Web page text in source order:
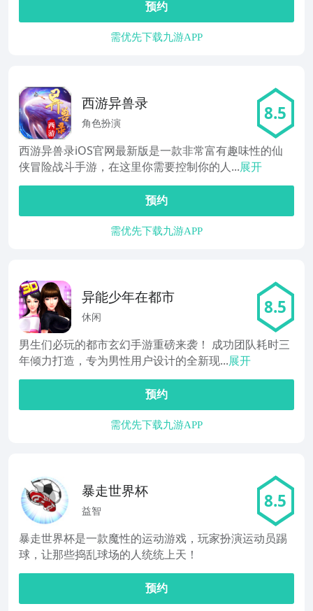
预约
需优先下载九游APP
西游异兽录
角色扮演 8.5
西游异兽录iOS官网最新版是一款非常富有趣味性的仙
侠冒险战斗手游，在这里你需要控制你的人...展开
预约
需优先下载九游APP
异能少年在都市
休闲 8.5
男生们必玩的都市玄幻手游重磅来袭！ 成功团队耗时三
年倾力打造，专为男性用户设计的全新现...展开
预约
需优先下载九游APP
暴走世界杯
益智 8.5
暴走世界杯是一款魔性的运动游戏，玩家扮演运动员踢
球，让那些捣乱球场的人统统上天！
预约